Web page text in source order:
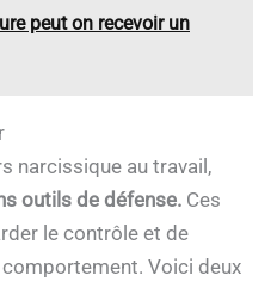
peut on recevoir un
narcissique au travail,
outils de défense. Ces
le contrôle et de
Voici deux